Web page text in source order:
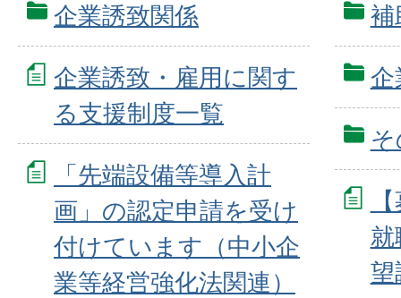
企業誘致関係
企業誘致・雇用に関す
る支援制度一覧
「先端設備等導入計
画」の認定申請を受け
付けています（中小企
業等経営強化法関連）
補
企
就
望